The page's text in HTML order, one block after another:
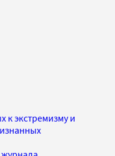
к экстремизму и